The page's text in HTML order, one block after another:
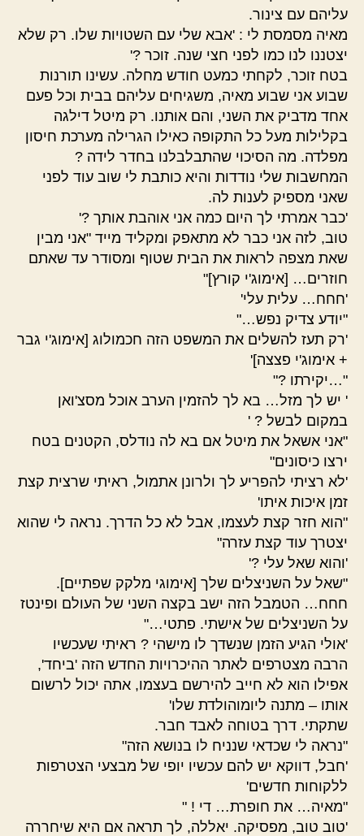
עליהם עם צינור.
מאיה מסמסת לי : 'אבא שלי עם השטויות שלו. רק שלא
יצטננו לנו כמו לפני חצי שנה. זוכר ?'
בטח זוכר, לקחתי כמעט חודש מחלה. עשינו תורנות
שבוע אני שבוע מאיה, משגיחים עליהם בבית וכל פעם
אחד מדביק את השני, והם אותנו. רק מיטל דילגה
בקלילות מעל כל התקופה כאילו הגרילה מערכת חיסון
מפלדה. מה הסיכוי שהתבלבלנו בחדר לידה ?
המחשבות שלי נודדות והיא כותבת לי שוב עוד לפני
שאני מספיק לענות לה.
'כבר אמרתי לך היום כמה אני אוהבת אותך ?'
טוב, לזה אני כבר לא מתאפק ומקליד מייד "אני מבין
שאת מצפה לראות את הבית שטוף ומסודר עד שאתם
חוזרים… [אימוג'י קורץ]"
'חחח… עלית עלי'
"יודע צדיק נפש…"
'רק תעז להשלים את המשפט הזה חכמולוג [אימוג'י גבר
+ אימוג'י פצצה]'
"…יקירתו ?"
' יש לך מזל… בא לך להזמין הערב אוכל מסצ'ואן
במקום לבשל ? '
"אני אשאל את מיטל אם בא לה נודלס, הקטנים בטח
ירצו כיסונים"
'לא רציתי להפריע לך ולרונן אתמול, ראיתי שרצית קצת
זמן איכות איתו'
"הוא חזר קצת לעצמו, אבל לא כל הדרך. נראה לי שהוא
יצטרך עוד קצת עזרה"
'והוא שאל עלי ?'
"שאל על השניצלים שלך [אימוגי מלקק שפתיים].
חחח… הטמבל הזה ישב בקצה השני של העולם ופינטז
על השניצלים של אישתי. פתטי…"
'אולי הגיע הזמן שנשדך לו מישהי ? ראיתי שעכשיו
הרבה מצטרפים לאתר ההיכרויות החדש הזה 'ביחד',
אפילו הוא לא חייב להירשם בעצמו, אתה יכול לרשום
אותו – מתנה ליומוהולדת שלו'
שתקתי. דרך בטוחה לאבד חבר.
"נראה לי שכדאי שנניח לו בנושא הזה"
'חבל, דווקא יש להם עכשיו יופי של מבצעי הצטרפות
ללקוחות חדשים'
"מאיה… את חופרת… די ! "
'טוב טוב, מפסיקה. יאללה, לך תראה אם היא שיחררה